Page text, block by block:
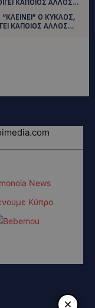
Ο ΚΥΚΛΟΣ,
ΚΑΠΟΙΟΣ ΑΛΛΟΣ…